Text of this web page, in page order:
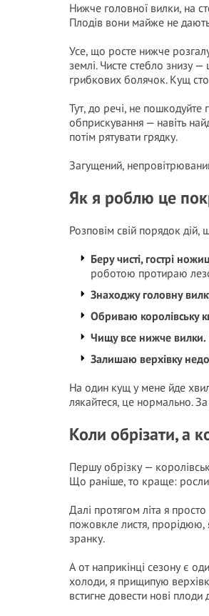
Нижче головної вилки, на
Плодів вони майже не
Усе, що росте нижче
землі. Чисте стебло знизу
грибкових болячок. Кущ
Тут, до речі, не
обприскування — навіть
потім рятувати грядку.
Загущений,
Як я роблю це
Розповім свій порядок
Беру чисті, гострі
роботою протираю
Знаходжу головну
Обриваю королівську
Чищу все нижче вилки.
Залишаю верхівку
На один кущ у мене йде
лякайтеся, це нормально.
Коли обрізати, а
Першу обрізку —
Що раніше, то краще:
Далі протягом літа я
пожовкле листя, прорідюю,
зранку.
А от наприкінці сезону є
холоди, я прищипую
встигне довести нові плоди